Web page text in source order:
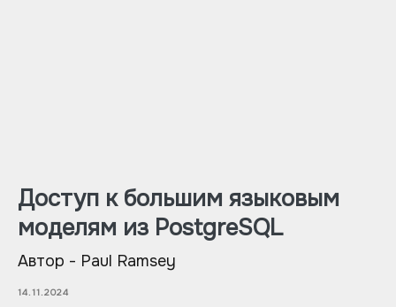
Доступ к большим языковым
моделям из PostgreSQL
Автор - Paul Ramsey
14.11.2024